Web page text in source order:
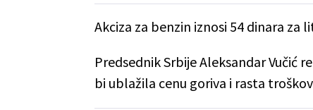
Akciza za benzin iznosi 54 dinara za
Predsednik Srbije Aleksandar Vučić
bi ublažila cenu goriva i rasta